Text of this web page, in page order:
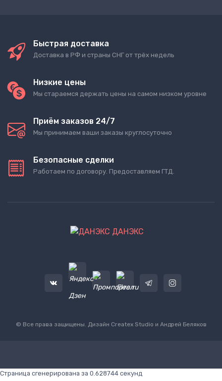
Быстрая доставка
Доставка в РФ и страны СНГ от трёх недель
Низкие цены
Мы стараемся держать цены на самом низком уровне
Приём заказов 24/7
Мы принимаем ваши заказы круглосуточно
Безопасные сделки
Работаем по договору. Предоставляем ГТД.
ДАНЭКС
© Все права защищены. Дизайн Createx Studio и Андрей Беляков
Страница сгенерирована за 0.628744 секунд